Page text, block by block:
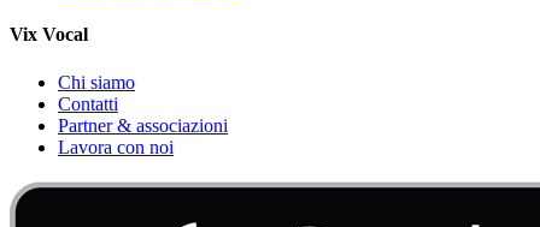
Vix Vocal
Chi siamo
Contatti
Partner & associazioni
Lavora con noi